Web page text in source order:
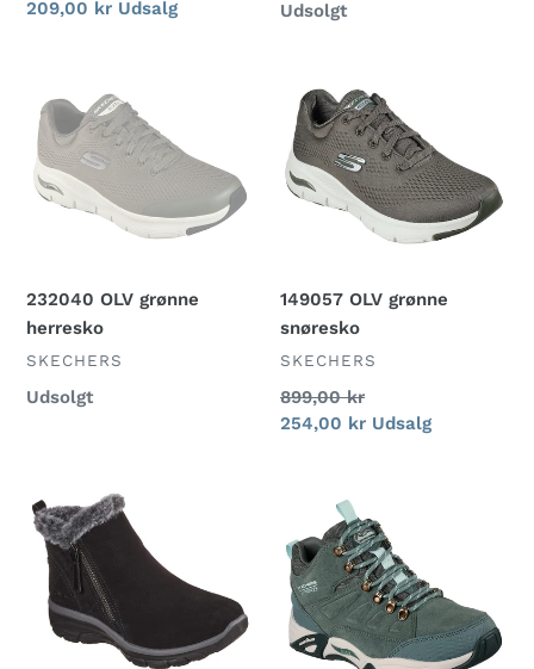
Udsalgspris
209,00 kr Udsalg Normalpris
Udsolgt
OLV
grønne
herresko
232040 OLV grønne
herresko
FORHANDLER
SKECHERS
Normalpris
Udsolgt
OLV
grønne
snøresko
149057 OLV grønne
snøresko
FORHANDLER
SKECHERS
Normalpris
899,00 kr
Udsalgspris
254,00 kr Udsalg
BLK
sorte
damestøvler
Olivenfarvede
vandtætte
støvler